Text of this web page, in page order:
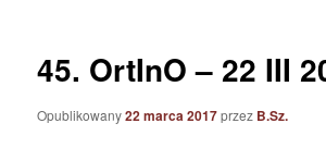
45. OrtInO – 22 III
Opublikowany22 marca 2017przez B.Sz.